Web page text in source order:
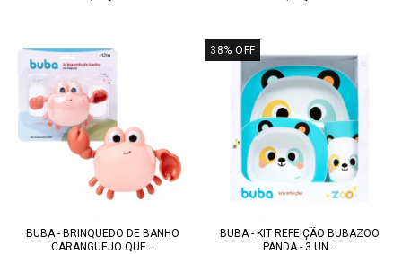
BUBA - BRINQUEDO DE BANHO
CARANGUEJO QUE...
38% OFF
BUBA - KIT REFEIÇÃO BUBAZOO
PANDA - 3 UN...